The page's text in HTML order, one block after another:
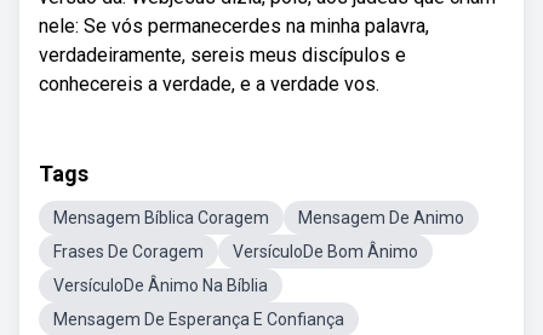
nele: Se vós permanecerdes na minha palavra,
verdadeiramente, sereis meus discípulos e
conhecereis a verdade, e a verdade vos.
Tags
Mensagem Bíblica Coragem
Mensagem De Animo
Frases De Coragem
VersículoDe Bom Ânimo
VersículoDe Ânimo Na Bíblia
Mensagem De Esperança E Confiança